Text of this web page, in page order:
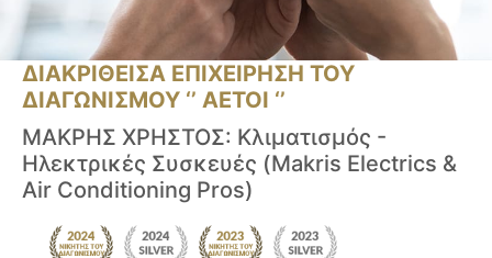
ΔΙΑΚΡΙΘΕΙΣΑ ΕΠΙΧΕΙΡΗΣΗ ΤΟΥ
ΔΙΑΓΩΝΙΣΜΟΥ ‘’ ΑΕΤΟΙ ‘’
ΜΑΚΡΗΣ ΧΡΗΣΤΟΣ: Κλιματισμός -
Ηλεκτρικές Συσκευές (Makris Electrics &
Air Conditioning Pros)